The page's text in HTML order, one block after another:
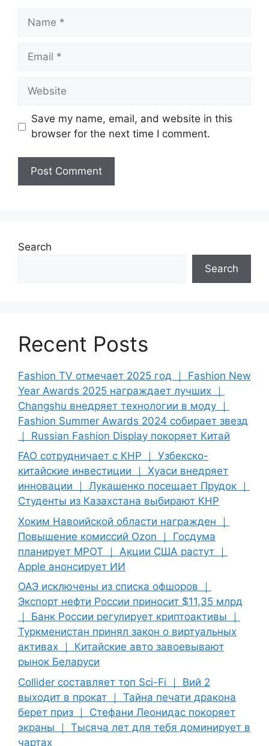
Name
Email
Website
Save my name, email, and website in this
browser for the next time I comment.
Search
Search
Recent Posts
Fashion TV отмечает 2025 год ｜ Fashion New
Year Awards 2025 награждает лучших ｜
Changshu внедряет технологии в моду ｜
Fashion Summer Awards 2024 собирает звезд
｜ Russian Fashion Display покоряет Китай
FAO сотрудничает с КНР ｜ Узбекско-
китайские инвестиции ｜ Хуаси внедряет
инновации ｜ Лукашенко посещает Прудок ｜
Студенты из Казахстана выбирают КНР
Хоким Навоийской области награжден ｜
Повышение комиссий Ozon ｜ Госдума
планирует МРОТ ｜ Акции США растут ｜
Apple анонсирует ИИ
ОАЭ исключены из списка офшоров ｜
Экспорт нефти России приносит $11,35 млрд
｜ Банк России регулирует криптоактивы ｜
Туркменистан принял закон о виртуальных
активах ｜ Китайские авто завоевывают
рынок Беларуси
Collider составляет топ Sci-Fi ｜ Вий 2
выходит в прокат ｜ Тайна печати дракона
берет приз ｜ Стефани Леонидас покоряет
экраны ｜ Тысяча лет для тебя доминирует в
чартах